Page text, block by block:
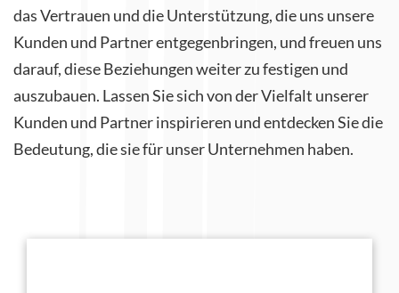
das Vertrauen und die Unterstützung, die uns unsere
Kunden und Partner entgegenbringen, und freuen uns
darauf, diese Beziehungen weiter zu festigen und
auszubauen. Lassen Sie sich von der Vielfalt unserer
Kunden und Partner inspirieren und entdecken Sie die
Bedeutung, die sie für unser Unternehmen haben.